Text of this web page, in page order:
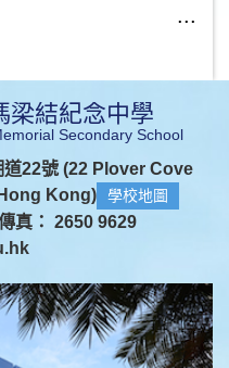
...
梁結紀念中學
Secondary School
道22號 (22 Plover Cove
Kong)
學校地圖
真： 2650 9629